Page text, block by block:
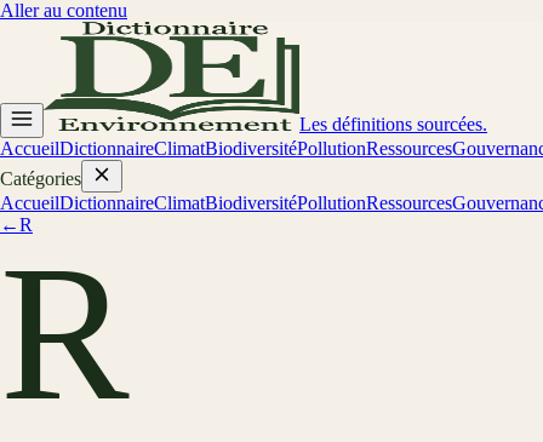
Aller au contenu
Les définitions sourcées.
AccueilDictionnaireClimatBiodiversitéPollutionRessources
Catégories
AccueilDictionnaireClimatBiodiversitéPollutionRessources
←R
R